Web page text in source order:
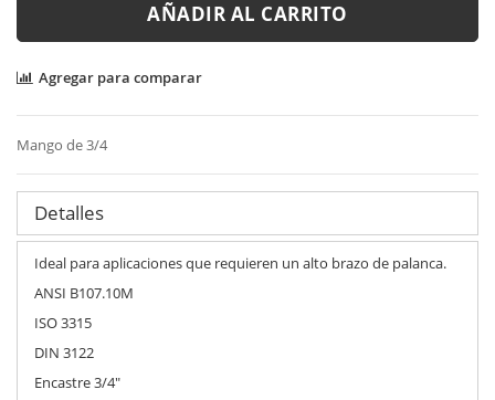
AÑADIR AL CARRITO
Agregar para comparar
Mango de 3/4
Detalles
Ideal para aplicaciones que requieren un alto brazo de palanca.
ANSI B107.10M
ISO 3315
DIN 3122
Encastre 3/4"